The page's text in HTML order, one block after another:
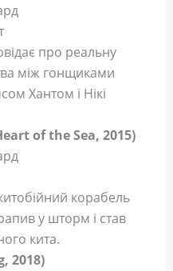
про реальну
між гонщиками
Хантом і Нікі
of the Sea, 2015)
корабель
у шторм і став
кита.
2018)